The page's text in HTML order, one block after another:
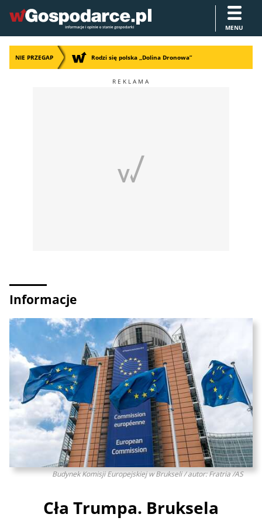
MENU
NIE PRZEGAP Rodzi się polska „Dolina Dronowa”
Informacje
Budynek Komisji Europejskiej w Brukseli / autor: Fratria /AS
Cła Trumpa. Bruksela